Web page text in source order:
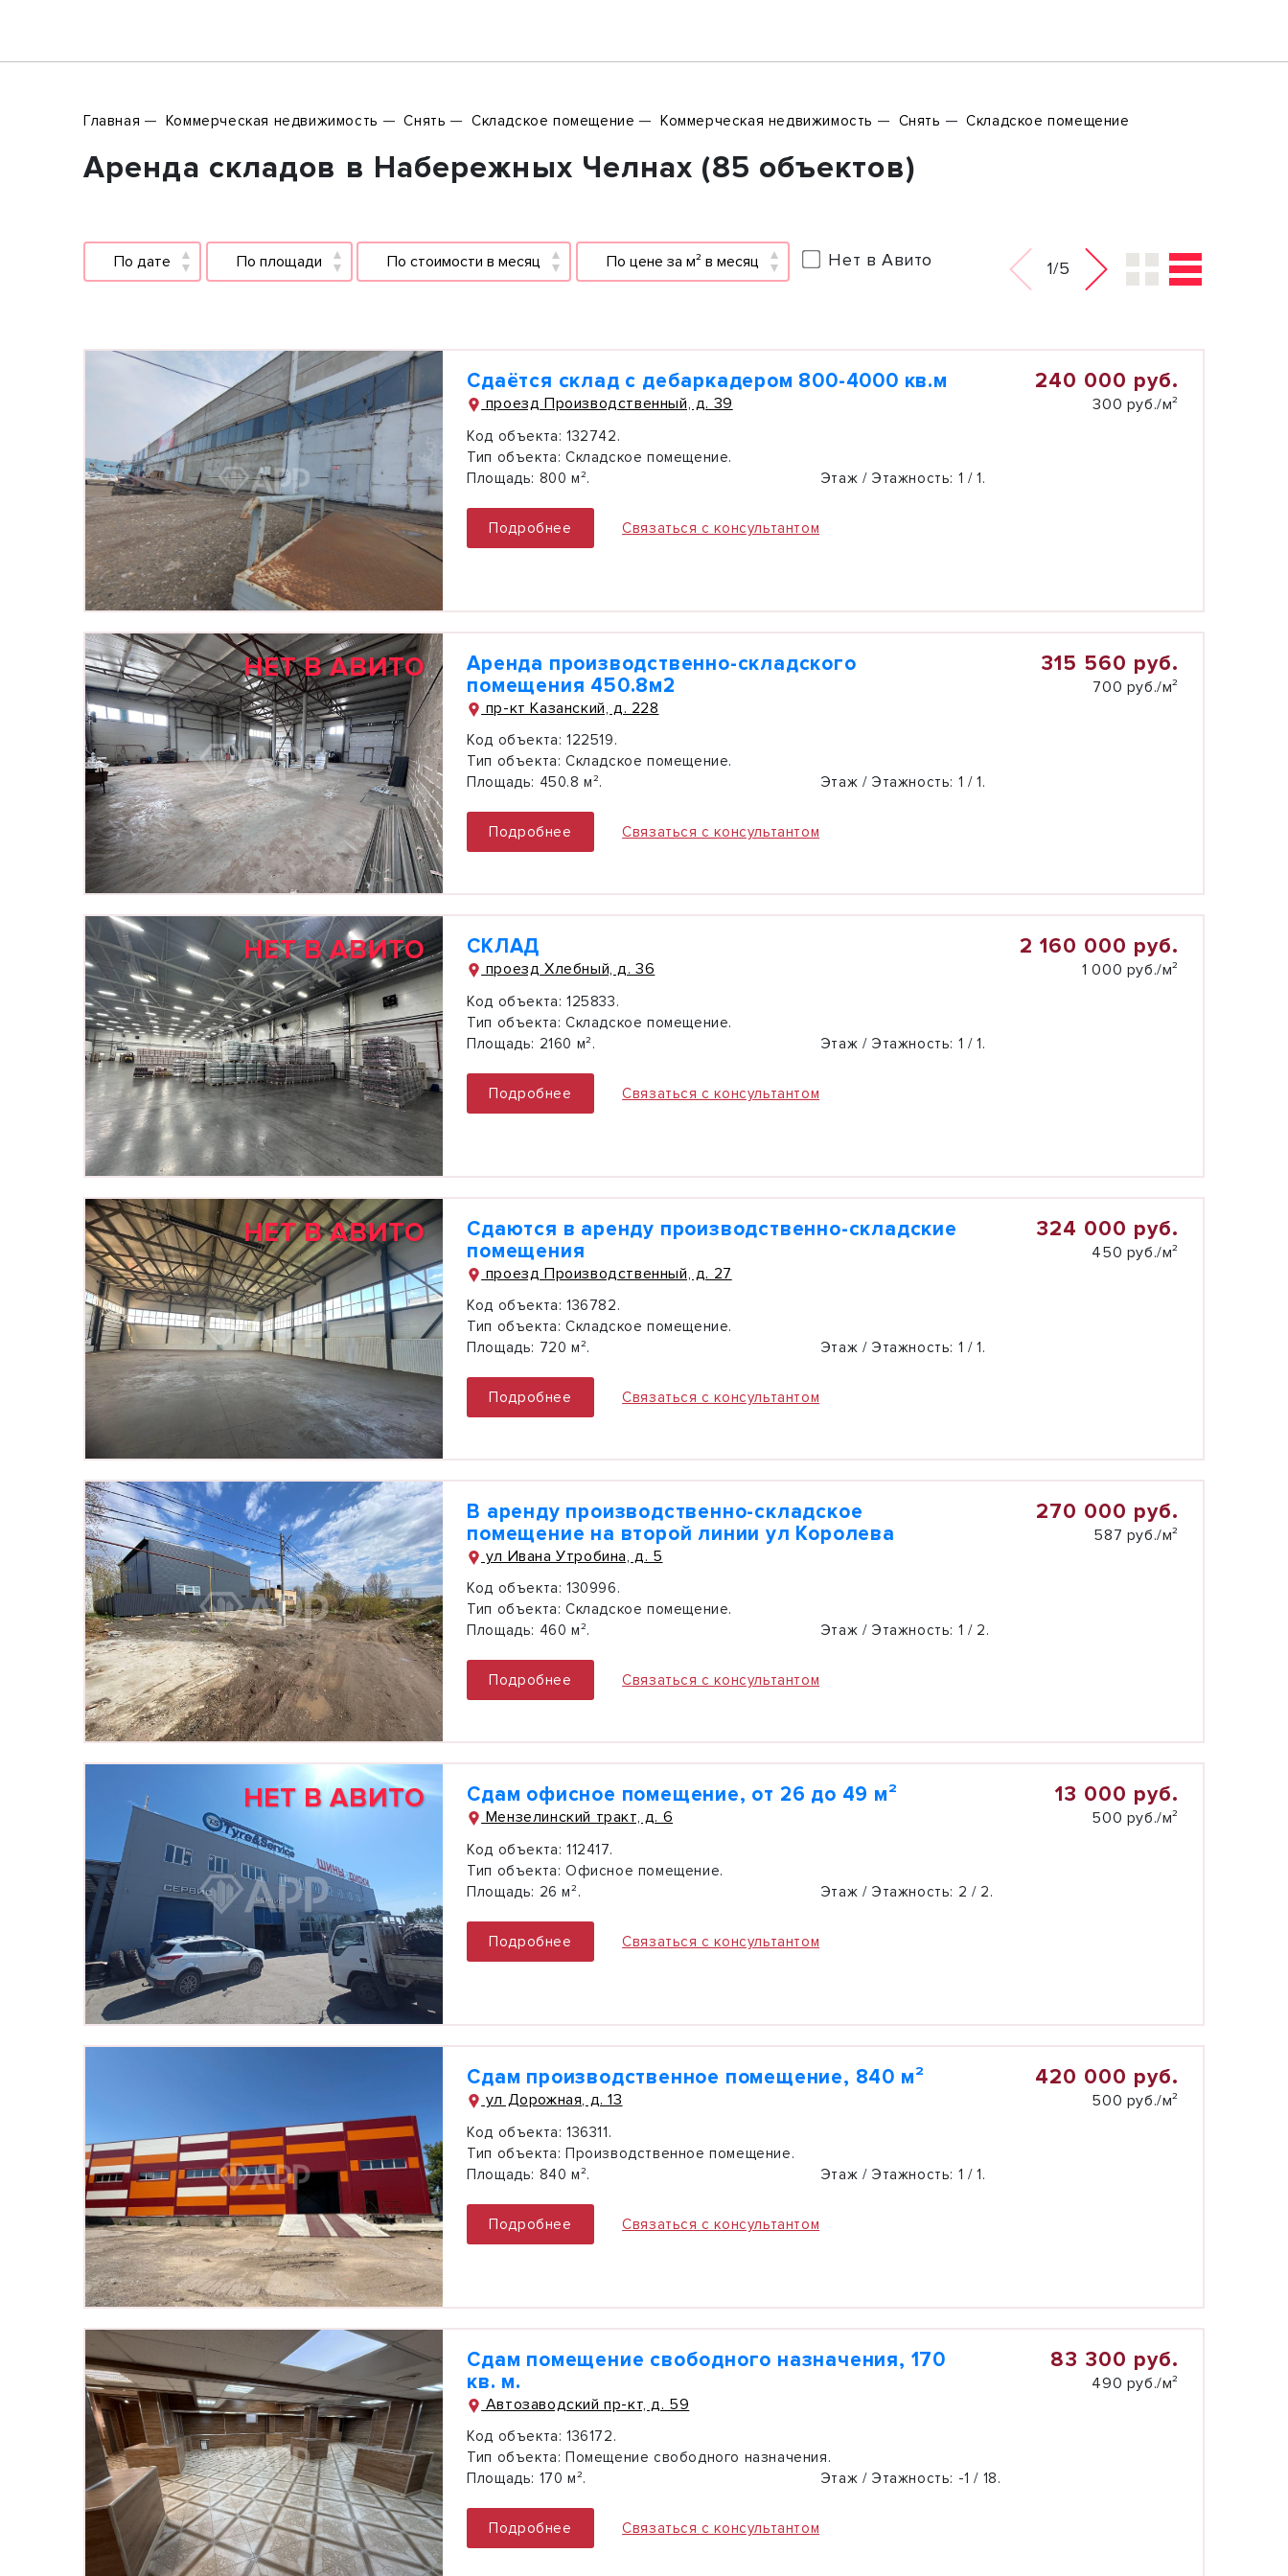
Главная Коммерческая недвижимость Снять Складское помещение Коммерческая недвижимость Снять Складское помещение
Аренда складов в Набережных Челнах (85 объектов)
По дате По площади По стоимости в месяц По цене за м² в месяц Нет в Авито 1/5
Сдаётся склад с дебаркадером 800-4000 кв.м
проезд Производственный, д. 39
240 000 руб.
300 руб./м²
Код объекта: 132742.
Тип объекта: Складское помещение.
Площадь: 800 м². Этаж / Этажность: 1 / 1.
Подробнее Связаться с консультантом
НЕТ В АВИТО
Аренда производственно-складского
помещения 450.8м2
пр-кт Казанский, д. 228
315 560 руб.
700 руб./м²
Код объекта: 122519.
Тип объекта: Складское помещение.
Площадь: 450.8 м². Этаж / Этажность: 1 / 1.
Подробнее Связаться с консультантом
НЕТ В АВИТО СКЛАД
проезд Хлебный, д. 36
2 160 000 руб.
1 000 руб./м²
Код объекта: 125833.
Тип объекта: Складское помещение.
Площадь: 2160 м². Этаж / Этажность: 1 / 1.
Подробнее Связаться с консультантом
НЕТ В АВИТО
Сдаются в аренду производственно-складские
помещения
проезд Производственный, д. 27
324 000 руб.
450 руб./м²
Код объекта: 136782.
Тип объекта: Складское помещение.
Площадь: 720 м². Этаж / Этажность: 1 / 1.
Подробнее Связаться с консультантом
В аренду производственно-складское
помещение на второй линии ул Королева
ул Ивана Утробина, д. 5
270 000 руб.
587 руб./м²
Код объекта: 130996.
Тип объекта: Складское помещение.
Площадь: 460 м². Этаж / Этажность: 1 / 2.
Подробнее Связаться с консультантом
НЕТ В АВИТО Сдам офисное помещение, от 26 до 49 м²
Мензелинский тракт, д. 6
13 000 руб.
500 руб./м²
Код объекта: 112417.
Тип объекта: Офисное помещение.
Площадь: 26 м². Этаж / Этажность: 2 / 2.
Подробнее Связаться с консультантом
Сдам производственное помещение, 840 м²
ул Дорожная, д. 13
420 000 руб.
500 руб./м²
Код объекта: 136311.
Тип объекта: Производственное помещение.
Площадь: 840 м². Этаж / Этажность: 1 / 1.
Подробнее Связаться с консультантом
Сдам помещение свободного назначения, 170
кв. м.
Автозаводский пр-кт, д. 59
83 300 руб.
490 руб./м²
Код объекта: 136172.
Тип объекта: Помещение свободного назначения.
Площадь: 170 м². Этаж / Этажность: -1 / 18.
Подробнее Связаться с консультантом